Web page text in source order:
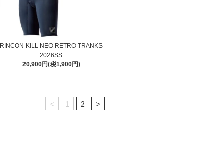
RINCON KILL NEO RETRO TRANKS
2026SS
20,900円(税1,900円)
< 1 2 >